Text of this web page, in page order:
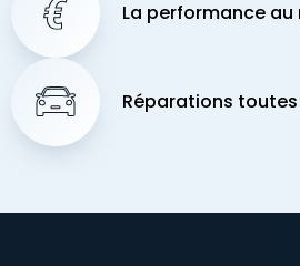
La performance au
Réparations